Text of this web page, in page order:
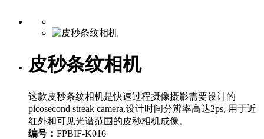
皮秒条纹相机
这款皮秒条纹相机是快速过程摄像摄影需要设计的
picosecond streak camera,设计时间分辨率高达2ps, 用于近
红外和可见光谱范围的皮秒相机成像。
编号： FPBIF-K016